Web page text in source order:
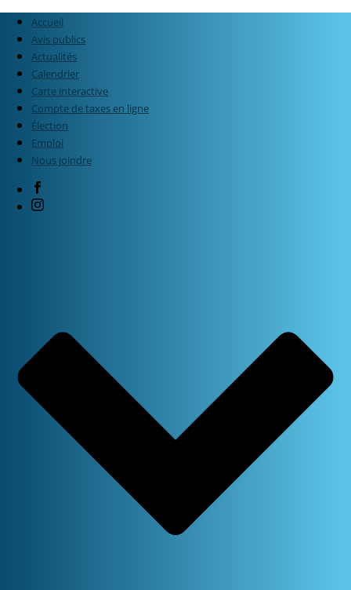
Accueil
Avis publics
Actualités
Calendrier
Carte interactive
Compte de taxes en ligne
Élection
Emploi
Nous joindre